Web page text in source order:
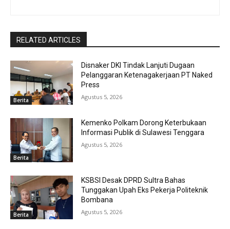
RELATED ARTICLES
Berita
Disnaker DKI Tindak Lanjuti Dugaan
Pelanggaran Ketenagakerjaan PT Naked
Press
Agustus 5, 2026
Berita
Kemenko Polkam Dorong Keterbukaan
Informasi Publik di Sulawesi Tenggara
Agustus 5, 2026
Berita
KSBSI Desak DPRD Sultra Bahas
Tunggakan Upah Eks Pekerja Politeknik
Bombana
Agustus 5, 2026